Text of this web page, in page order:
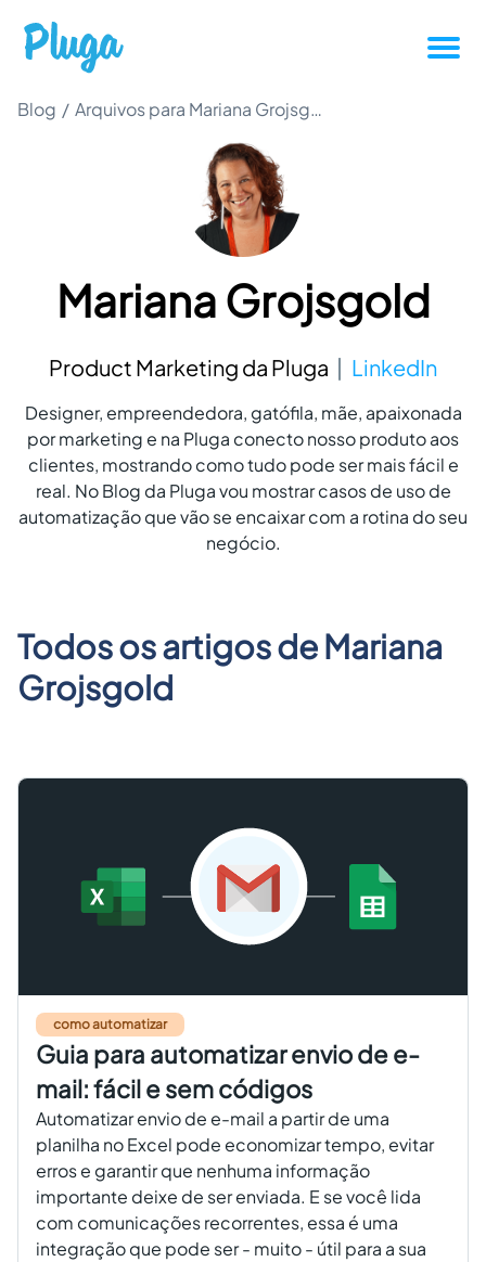
Tutoriais
Produtividade
Novidades da Pluga
Casos de sucesso
Outros
Entrar
Criar conta grátis
Blog / Arquivos para Mariana Grojsgold
Mariana Grojsgold
Product Marketing da Pluga LinkedIn
Designer, empreendedora, gatófila, mãe, apaixonada
por marketing e na Pluga conecto nosso produto aos
clientes, mostrando como tudo pode ser mais fácil e
real. No Blog da Pluga vou mostrar casos de uso de
automatização que vão se encaixar com a rotina do seu
negócio.
Todos os artigos deMariana
Grojsgold
como automatizar
Guia para automatizar envio de e-
mail: fácil e sem códigos
Automatizar envio de e-mail a partir de uma
planilha no Excel pode economizar tempo, evitar
erros e garantir que nenhuma informação
importante deixe de ser enviada. E se você lida
com comunicações recorrentes, essa é uma
integração que pode ser - muito - útil para a sua